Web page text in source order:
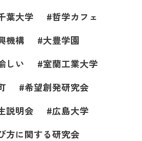
葉大学
哲学カフェ
機構
大豊学園
しい
室蘭工業大学
希望創発研究会
説明会
広島大学
方に関する研究会